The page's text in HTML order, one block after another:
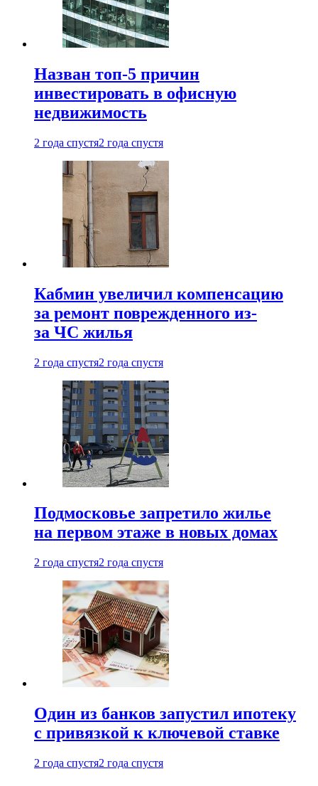
Назван топ-5 причин
инвестировать в офисную
недвижимость
2 года спустя2 года спустя
Кабмин увеличил компенсацию
за ремонт поврежденного из-
за ЧС жилья
2 года спустя2 года спустя
Подмосковье запретило жилье
на первом этаже в новых домах
2 года спустя2 года спустя
Один из банков запустил ипотеку
с привязкой к ключевой ставке
2 года спустя2 года спустя